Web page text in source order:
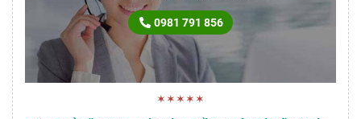
0981 791 856
✶✶✶✶✶